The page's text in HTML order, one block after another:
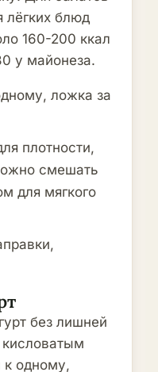
лёгких блюд
160-200 ккал
у майонеза.
ложка за
плотности,
смешать
для мягкого
без лишней
к одному,